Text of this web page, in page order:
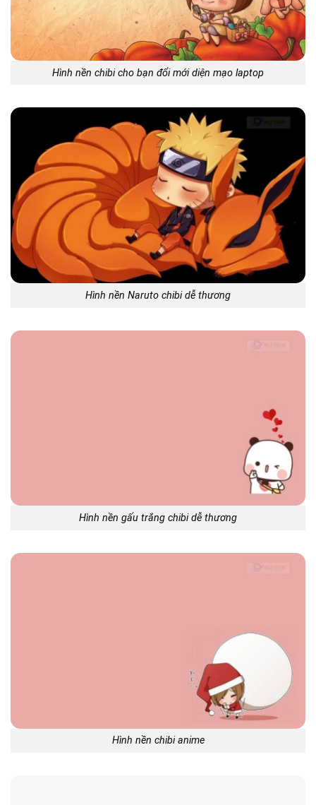
Hình nền chibi cho bạn đổi mới diện mạo laptop
Hình nền Naruto chibi dễ thương
Hình nền gấu trắng chibi dễ thương
Hình nền chibi anime